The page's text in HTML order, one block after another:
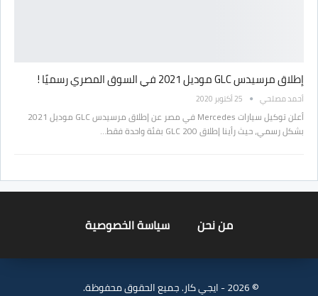
إطلاق مرسيدس GLC موديل 2021 في السوق المصري رسميًا !
أحمد مصلحي 25 أكتوبر 2020
أعلن توكيل سيارات Mercedes في مصر عن إطلاق مرسيدس GLC موديل 2021
بشكل رسمي، حيث رأينا إطلاق GLC 200 بفئة واحدة فقط…
من نحن سياسة الخصوصية
© 2026 - ايجي كار. جميع الحقوق محفوظة.